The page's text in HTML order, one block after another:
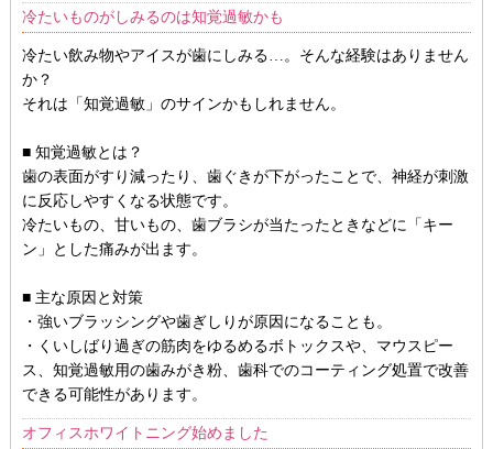
冷たいものがしみるのは知覚過敏かも
冷たい飲み物やアイスが歯にしみる…。そんな経験はありません
か？
それは「知覚過敏」のサインかもしれません。
■ 知覚過敏とは？
歯の表面がすり減ったり、歯ぐきが下がったことで、神経が刺激
に反応しやすくなる状態です。
冷たいもの、甘いもの、歯ブラシが当たったときなどに「キー
ン」とした痛みが出ます。
■ 主な原因と対策
・強いブラッシングや歯ぎしりが原因になることも。
・くいしばり過ぎの筋肉をゆるめるボトックスや、マウスピー
ス、知覚過敏用の歯みがき粉、歯科でのコーティング処置で改善
できる可能性があります。
オフィスホワイトニング始めました